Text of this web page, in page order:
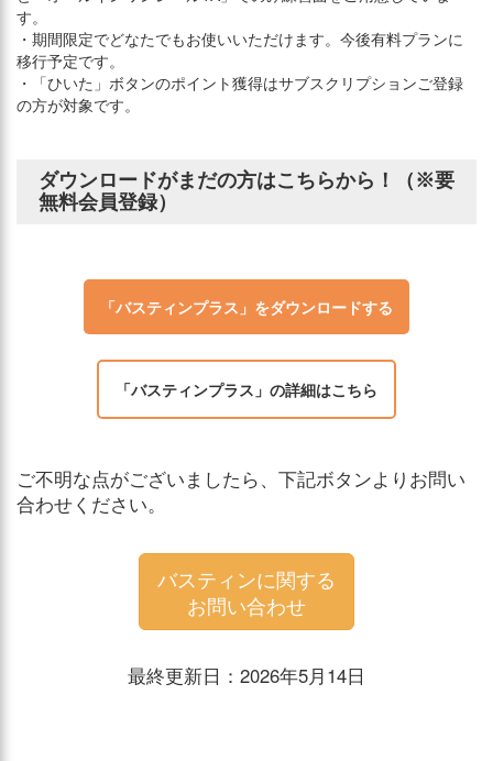
す。
・期間限定でどなたでもお使いいただけます。今後有料プランに
移行予定です。
・「ひいた」ボタンのポイント獲得はサブスクリプションご登録
の方が対象です。
ダウンロードがまだの方はこちらから！（※要
無料会員登録）
「バスティンプラス」をダウンロードする
「バスティンプラス」の詳細はこちら
ご不明な点がございましたら、下記ボタンよりお問い
合わせください。
バスティンに関する
お問い合わせ
最終更新日：2026年5月14日